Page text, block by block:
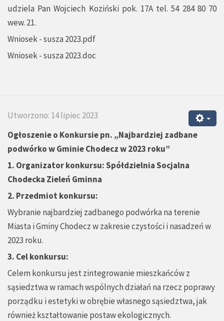
udziela Pan Wojciech Koziński pok. 17A tel. 54 284 80 70
wew. 21.
Wniosek - susza 2023.pdf
Wniosek - susza 2023.doc
Utworzono: 14 lipiec 2023
Ogłoszenie o Konkursie pn. „Najbardziej zadbane
podwórko w Gminie Chodecz w 2023 roku”
1. Organizator konkursu: Spółdzielnia Socjalna
Chodecka Zieleń Gminna
2. Przedmiot konkursu:
Wybranie najbardziej zadbanego podwórka na terenie
Miasta i Gminy Chodecz w zakresie czystości i nasadzeń w
2023 roku.
3. Cel konkursu:
Celem konkursu jest zintegrowanie mieszkańców z
sąsiedztwa w ramach wspólnych działań na rzecz poprawy
porządku i estetyki w obrębie własnego sąsiedztwa, jak
również kształtowanie postaw ekologicznych.